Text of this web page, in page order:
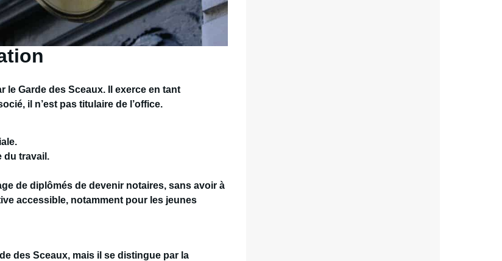
le Garde des Sceaux. Il exerce en tant
il n’est pas titulaire de l’office.
du travail.
de diplômés de devenir notaires, sans avoir à
accessible, notamment pour les jeunes
des Sceaux, mais il se distingue par la